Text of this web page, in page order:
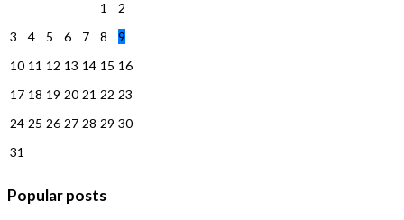
1
2
3
4 5 6 7 8
9
10 11 12 13 14 15 16
17 18 19 20 21 22 23
24 25 26 27 28 29 30
31
Popular posts